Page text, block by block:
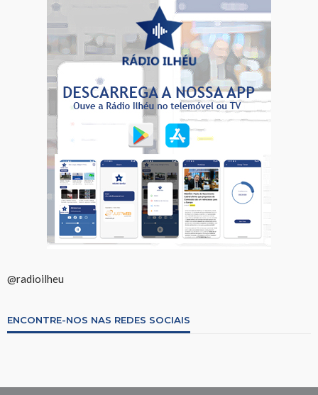
@radioilheu
ENCONTRE-NOS NAS REDES SOCIAIS